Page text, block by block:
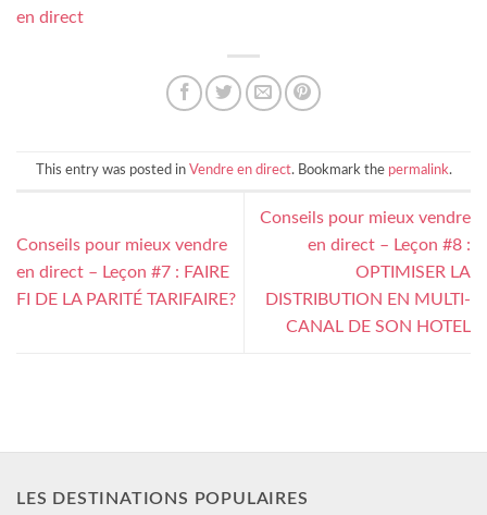
en direct
This entry was posted in Vendre en direct. Bookmark the permalink.
Conseils pour mieux vendre
en direct – Leçon #7 : FAIRE
FI DE LA PARITÉ TARIFAIRE?
Conseils pour mieux vendre
en direct – Leçon #8 :
OPTIMISER LA
DISTRIBUTION EN MULTI-
CANAL DE SON HOTEL
LES DESTINATIONS POPULAIRES